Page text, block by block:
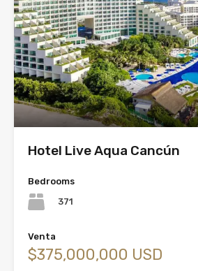
Hotel Live Aqua Cancún
Bedrooms
371
Venta
$375,000,000 USD